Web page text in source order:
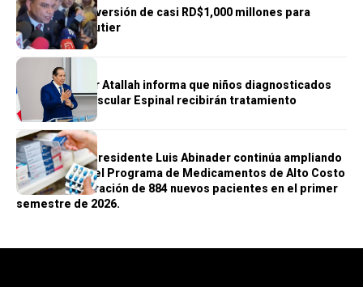
SNS anuncia inversión de casi RD$1,000 millones para
remozar el Gautier
SALUD
Ministro Víctor Atallah informa que niños diagnosticados
con Atrofia Muscular Espinal recibirán tratamiento
GENERALESSALUD
Gobierno del presidente Luis Abinader continúa ampliando
la cobertura del Programa de Medicamentos de Alto Costo
con la incorporación de 884 nuevos pacientes en el primer
semestre de 2026.